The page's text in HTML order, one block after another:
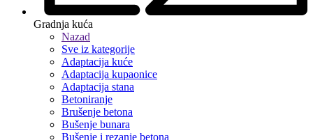
Gradnja kuća
Nazad
Sve iz kategorije
Adaptacija kuće
Adaptacija kupaonice
Adaptacija stana
Betoniranje
Brušenje betona
Bušenje bunara
Bušenje i rezanje betona